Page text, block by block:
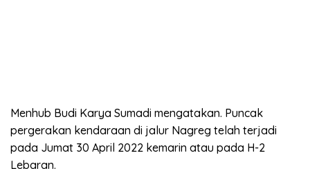
Menhub Budi Karya Sumadi mengatakan. Puncak
pergerakan kendaraan di jalur Nagreg telah terjadi
pada Jumat 30 April 2022 kemarin atau pada H-2
Lebaran.